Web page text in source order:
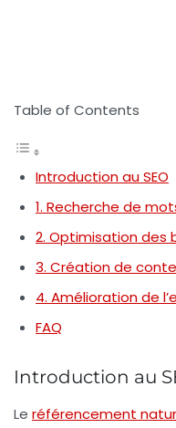
Table of Contents
Introduction au SEO
1. Recherche de
2. Optimisation des
3. Création de
4. Amélioration de
FAQ
Introduction au
Le référencement